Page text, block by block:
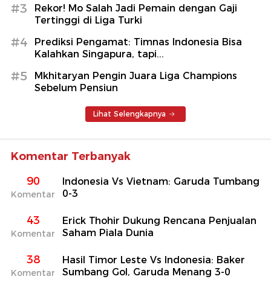
#3
Rekor! Mo Salah Jadi Pemain dengan Gaji
Tertinggi di Liga Turki
#4
Prediksi Pengamat: Timnas Indonesia Bisa
Kalahkan Singapura, tapi...
#5
Mkhitaryan Pengin Juara Liga Champions
Sebelum Pensiun
Lihat Selengkapnya
Komentar Terbanyak
90
Komentar
Indonesia Vs Vietnam: Garuda Tumbang
0-3
43
Komentar
Erick Thohir Dukung Rencana Penjualan
Saham Piala Dunia
38
Komentar
Hasil Timor Leste Vs Indonesia: Baker
Sumbang Gol, Garuda Menang 3-0